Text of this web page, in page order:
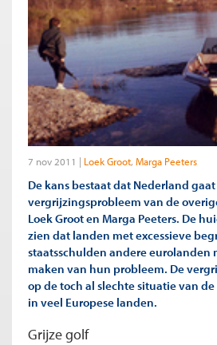
7 nov 2011 Loek Groot Marga Peeters
De kans bestaat dat Nederland
vergrijzingsprobleem van de
Loek Groot en Marga Peeters. De
zien dat landen met excessieve
staatsschulden andere eurolanden
maken van hun probleem. De
op de toch al slechte situatie van
in veel Europese landen.
Grijze golf